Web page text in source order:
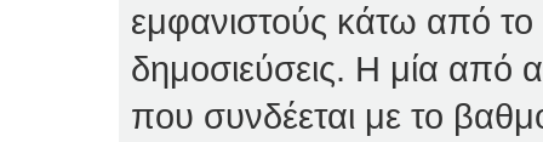
εμφανιστούς κάτω από
δημοσιεύσεις. Η μία από
που συνδέεται με το